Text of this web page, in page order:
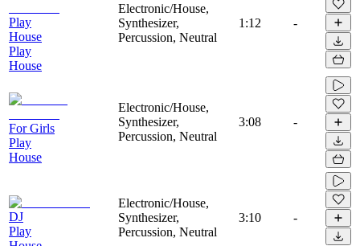
Play
House
Play
House
Electronic/House,
Synthesizer,
Percussion, Neutral
1:12 -
For Girls
Play
House
Electronic/House,
Synthesizer,
Percussion, Neutral
3:08 -
DJ
Play
Electronic/House,
Synthesizer,
Percussion, Neutral
3:10 -